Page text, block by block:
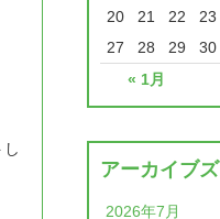
« 1月
20
21 22 23
27
28 29 30
アーカイブズ
2026年7月